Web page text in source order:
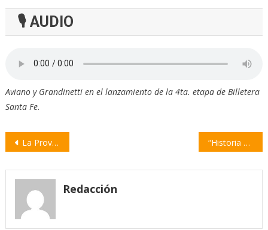
🎙 AUDIO
Aviano y Grandinetti en el lanzamiento de la 4ta. etapa de Billetera
Santa Fe.
Navegación
entradas
La Provincia reforzará la inversión en asistencia social “Historia del teatro en Rosario”, una nueva apuesta de UNR Editora
Redacción